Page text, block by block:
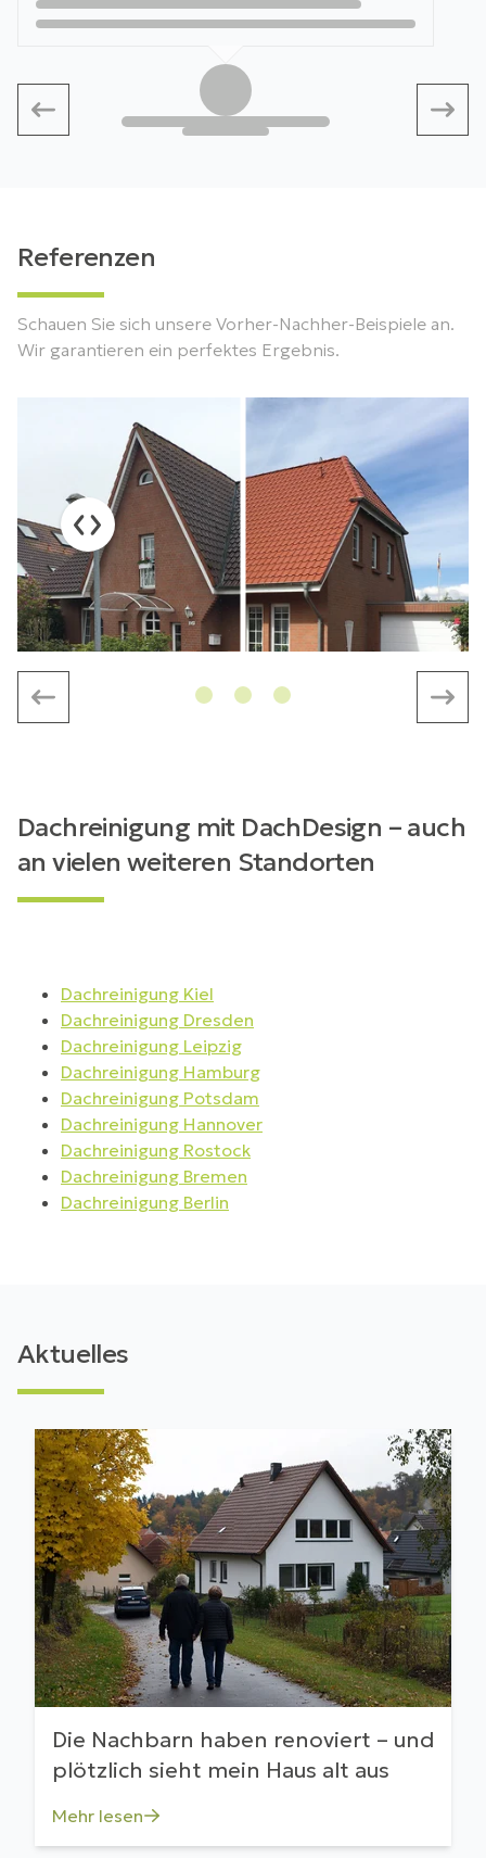
Referenzen
Schauen Sie sich unsere Vorher-Nachher-Beispiele an.
Wir garantieren ein perfektes Ergebnis.
Dachreinigung mit DachDesign – auch
an vielen weiteren Standorten
Dachreinigung Kiel
Dachreinigung Dresden
Dachreinigung Leipzig
Dachreinigung Hamburg
Dachreinigung Potsdam
Dachreinigung Hannover
Dachreinigung Rostock
Dachreinigung Bremen
Dachreinigung Berlin
Aktuelles
Die Nachbarn haben renoviert – und
plötzlich sieht mein Haus alt aus
Mehr lesen